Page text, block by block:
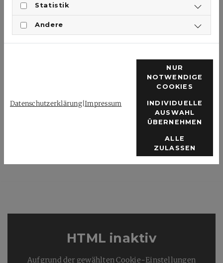
Entwicklung des Badmintonsports in Rheinhessen und
Übungsleiter*innen, die Förderung von
Schulsportaktionen, den Spielbetrieb im Jugend und
Entwicklung sozialer Initiativen im Badmintonsport (z.B.
HTML inaktiv
Aufgrund der gewählten Cookie-Einstellungen
Statistik
Andere
Datenschutzerklärung|Impressum
NUR
NOTWENDIGE
COOKIES
INDIVIDUELLE
AUSWAHL
ÜBERNEHMEN
ALLE
ZULASSEN